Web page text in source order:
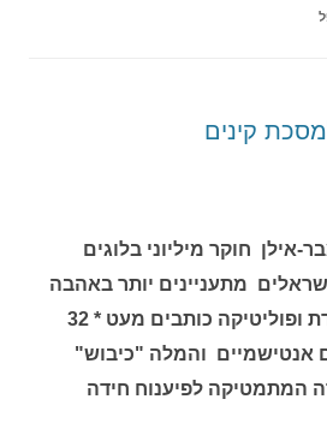
קינים
אילן חוקר מיליוני בלוגים
מתעניינים יותר באהבה
ופחות במלחמה * על דת ופוליטיקה כותבים מעט * 32
אנטישמיים והמלה "כיבוש"
המתמטיקה לפיענוח חידה